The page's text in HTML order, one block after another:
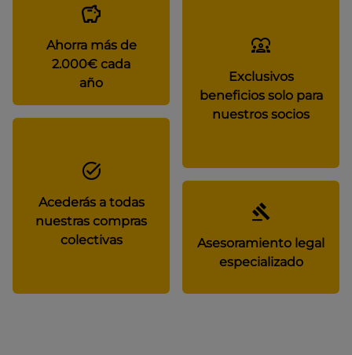
Ahorra más de
2.000€ cada
año
Exclusivos
beneficios solo para
nuestros socios
Acederás a todas
nuestras compras
colectivas
Asesoramiento legal
especializado